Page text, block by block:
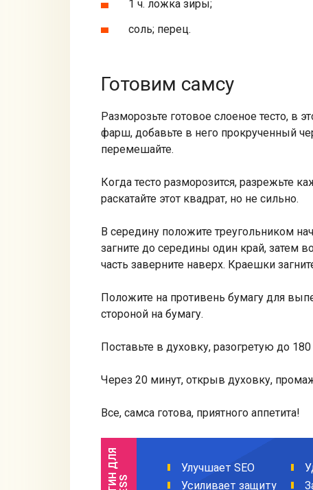
1 ч. ложка зиры;
соль; перец.
Готовим самсу
Разморозьте готовое слоеное тесто, в
фарш, добавьте в него прокрученный
перемешайте.
Когда тесто разморозится, разрежьте
раскатайте этот квадрат, но не сильно.
В середину положите треугольником
загните до середины один край, затем
часть заверните наверх. Краешки
Положите на противень бумагу для
стороной на бумагу.
Поставьте в духовку, разогретую до
Через 20 минут, открыв духовку,
Все, самса готова, приятного аппетита!